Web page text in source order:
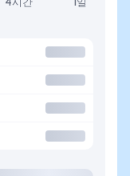
4시간 1일